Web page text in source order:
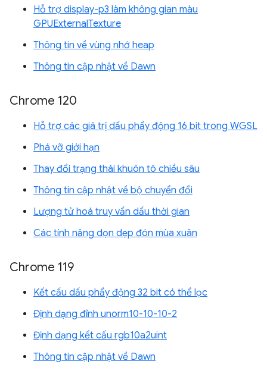
Hỗ trợ display-p3 làm không gian màu
GPUExternalTexture
Thông tin về vùng nhớ heap
Thông tin cập nhật về Dawn
Chrome 120
Hỗ trợ các giá trị dấu phẩy động 16 bit trong WGSL
Phá vỡ giới hạn
Thay đổi trạng thái khuôn tô chiều sâu
Thông tin cập nhật về bộ chuyển đổi
Lượng tử hoá truy vấn dấu thời gian
Các tính năng dọn dẹp đón mùa xuân
Chrome 119
Kết cấu dấu phẩy động 32 bit có thể lọc
Định dạng đỉnh unorm10-10-10-2
Định dạng kết cấu rgb10a2uint
Thông tin cập nhật về Dawn